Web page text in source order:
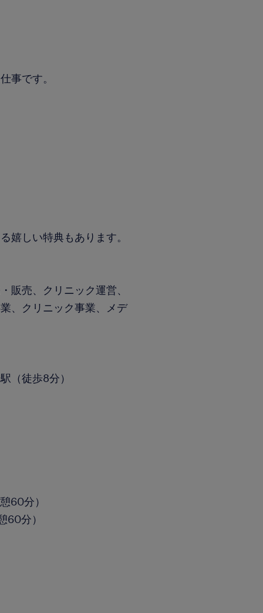
事です。
嬉しい特典もあります。
販売、クリニック運営、
、クリニック事業、メデ
（徒歩8分）
60分）
60分）